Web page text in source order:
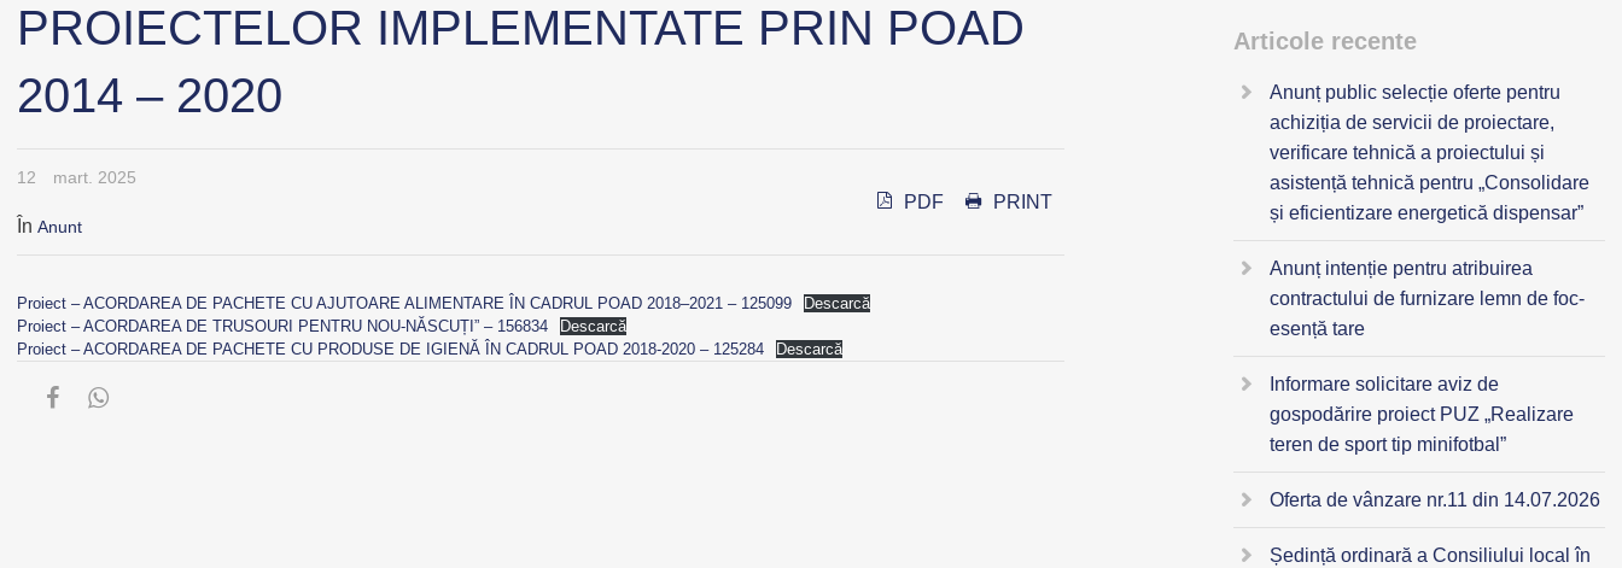
PROIECTELOR IMPLEMENTATE PRIN POAD
2014 – 2020
12 mart. 2025
În Anunt
PDF PRINT
Proiect – ACORDAREA DE PACHETE CU AJUTOARE ALIMENTARE ÎN CADRUL POAD 2018–2021 – 125099
Descarcă
Proiect – ACORDAREA DE TRUSOURI PENTRU NOU-NĂSCUȚI” – 156834
Descarcă
Proiect – ACORDAREA DE PACHETE CU PRODUSE DE IGIENĂ ÎN CADRUL POAD 2018-2020 – 125284
Descarcă
Articole recente
Anunț public selecție oferte pentru
achiziția de servicii de proiectare,
verificare tehnică a proiectului și
asistență tehnică pentru „Consolidare
și eficientizare energetică dispensar”
Anunț intenție pentru atribuirea
contractului de furnizare lemn de foc-
esență tare
Informare solicitare aviz de
gospodărire proiect PUZ „Realizare
teren de sport tip minifotbal”
Oferta de vânzare nr.11 din 14.07.2026
Ședință ordinară a Consiliului local în